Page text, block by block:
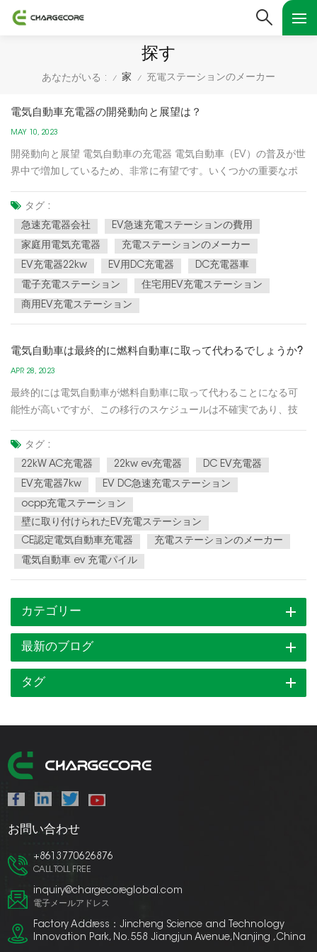
探す
あなたがいる : / 家 / 充電ステーションのメーカー
電気自動車充電器の開発動向と展望は？
MAY 10, 2023
開発動向と展望 電気自動車の充電器 電気自動車（EV）の普及が世
界中で増加しているため、非常に有望です。いくつかの重要なポ
おり、電気自動車充電器の需要も高まっています。国際エネルギ
ー機関（IEA）によると、道路を走るEVの数は2030年までに1億
4,5...
タグ :
急速充電器会社
EV急速充電ステーションの費用
家庭用電気充電器
充電ステーションのメーカー
EV充電器22kw
EV用DC充電器
DC充電器車
電子充電ステーション
住宅用EV充電ステーション
商用EV充電ステーション
電気自動車は最終的に燃料自動車に取って代わるでしょうか?
APR 28, 2023
最終的には電気自動車が燃料自動車に取って代わることになる可
能性が高いですが、この移行のスケジュールは不確実であり、技
存します。電気自動車への移行の主な推進要因の 1 つは、温室効
果ガスの排出量を削減し、気候変動と戦う必要性です。多くの国
が二酸化...
タグ :
22kW AC充電器
22kw ev充電器
DC EV充電器
EV充電器7kw
EV DC急速充電ステーション
ocpp充電ステーション
壁に取り付けられたEV充電ステーション
CE認定電気自動車充電器
充電ステーションのメーカー
電気自動車 ev 充電パイル
カテゴリー
最新のブログ
タグ
お問い合わせ
+8613770626876
CALL TOLL FREE
inquiry@chargecoreglobal.com
電子メールアドレス
Factory Address：Jincheng Science and Technology
Innovation Park, No. 558 Jiangjun Avenue,Nanjing ,China